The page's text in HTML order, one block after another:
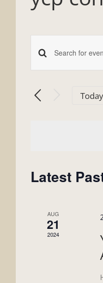
and
Enter
Search
for
Today
Latest
AUG
21
2024